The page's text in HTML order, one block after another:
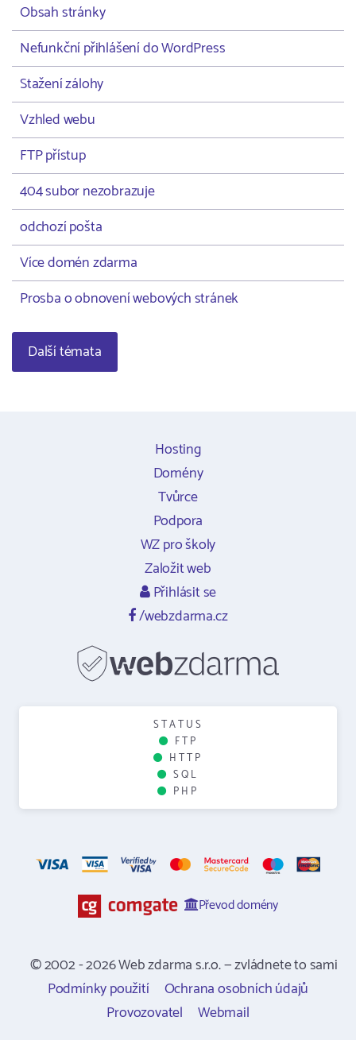
Obsah stránky
Nefunkční přihlášení do WordPress
Stažení zálohy
Vzhled webu
FTP přístup
404 subor nezobrazuje
odchozí pošta
Více domén zdarma
Prosba o obnovení webových stránek
Další témata
Hosting
Domény
Tvůrce
Podpora
WZ pro školy
Založit web
Přihlásit se
/webzdarma.cz
STATUS
FTP
HTTP
SQL
PHP
Převod domény
© 2002 - 2026 Web zdarma s.r.o. — zvládnete to sami
Podmínky použití
Ochrana osobních údajů
Provozovatel
Webmail